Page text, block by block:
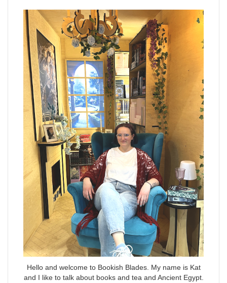
Hello and welcome to Bookish Blades. My name is Kat
and I like to talk about books and tea and Ancient Egypt.